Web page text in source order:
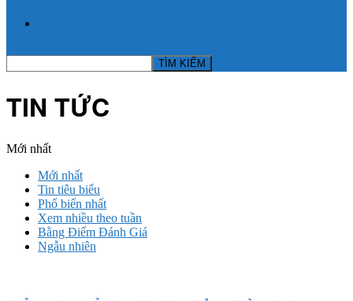
TIN TỨC
Mới nhất
Mới nhất
Tin tiêu biểu
Phổ biến nhất
Xem nhiều theo tuần
Bằng Điểm Đánh Giá
Ngẫu nhiên